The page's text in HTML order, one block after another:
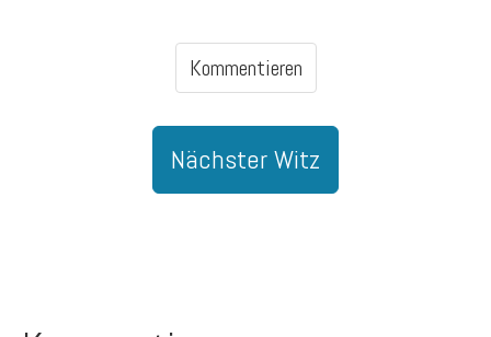
Kommentieren
Nächster Witz